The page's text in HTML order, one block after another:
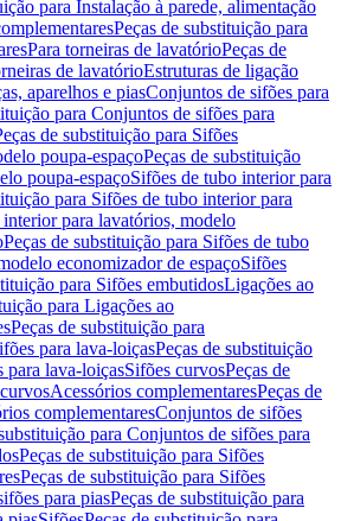
para Instalação à parede, alimentação
Peças de substituição para
Para torneiras de lavatórioPeças de
de lavatórioEstruturas de ligação
aparelhos e piasConjuntos de sifões para
para Conjuntos de sifões para
de substituição para Sifões
poupa-espaçoPeças de substituição
poupa-espaçoSifões de tubo interior para
para Sifões de tubo interior para
para lavatórios, modelo
Peças de substituição para Sifões de tubo
economizador de espaçoSifões
para Sifões embutidosLigações ao
para Ligações ao
Peças de substituição para
para lava-loiçasPeças de substituição
para lava-loiçasSifões curvosPeças de
Acessórios complementaresPeças de
complementaresConjuntos de sifões
para Conjuntos de sifões para
Peças de substituição para Sifões
Peças de substituição para Sifões
para piasPeças de substituição para